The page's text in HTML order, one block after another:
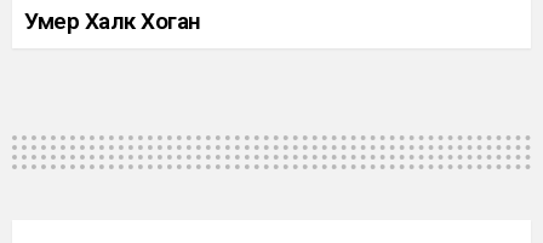
Умер Халк Хоган